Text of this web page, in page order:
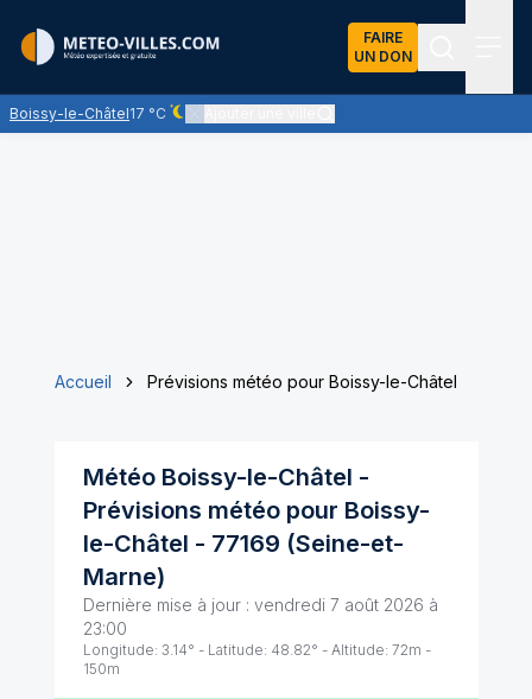
FAIRE
UN DON
Boissy-le-Châtel17 °C
Ciel dégagé - quasiment pas de nuages
Accueil Prévisions météo pour Boissy-le-Châtel
Météo Boissy-le-Châtel -
Prévisions météo pour Boissy-
le-Châtel - 77169 (Seine-et-
Marne)
Dernière mise à jour : vendredi 7 août 2026 à
23:00
Longitude: 3.14° - Latitude: 48.82° - Altitude: 72m -
150m